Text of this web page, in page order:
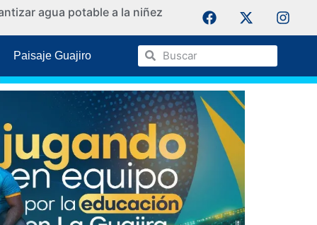
agua potable a la niñez
La
Paisaje Guajiro